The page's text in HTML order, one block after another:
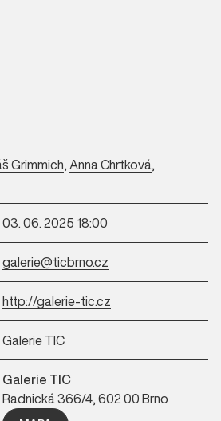
Grimmich,Anna Chrtková,
03. 06. 2025 18:00
galerie@ticbrno.cz
http://galerie-tic.cz
Galerie TIC
Galerie TIC
Radnická 366/4, 602 00 Brno